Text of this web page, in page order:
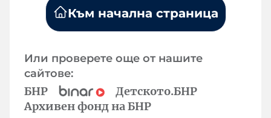
Към начална страница
Или проверете още от нашите
сайтове:
БНР
Детското.БНР
Архивен фонд на БНР